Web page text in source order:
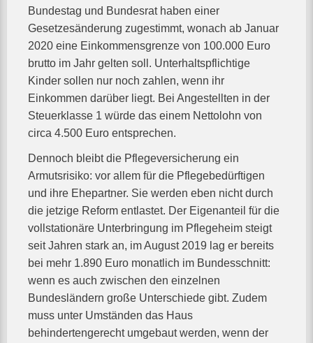
Bundestag und Bundesrat haben einer
Gesetzesänderung zugestimmt, wonach ab Januar
2020 eine Einkommensgrenze von 100.000 Euro
brutto im Jahr gelten soll. Unterhaltspflichtige
Kinder sollen nur noch zahlen, wenn ihr
Einkommen darüber liegt. Bei Angestellten in der
Steuerklasse 1 würde das einem Nettolohn von
circa 4.500 Euro entsprechen.
Dennoch bleibt die Pflegeversicherung ein
Armutsrisiko: vor allem für die Pflegebedürftigen
und ihre Ehepartner. Sie werden eben nicht durch
die jetzige Reform entlastet. Der Eigenanteil für die
vollstationäre Unterbringung im Pflegeheim steigt
seit Jahren stark an, im August 2019 lag er bereits
bei mehr 1.890 Euro monatlich im Bundesschnitt:
wenn es auch zwischen den einzelnen
Bundesländern große Unterschiede gibt. Zudem
muss unter Umständen das Haus
behindertengerecht umgebaut werden, wenn der